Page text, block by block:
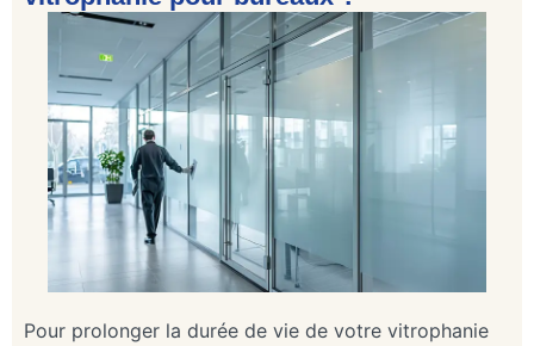
Pour prolonger la durée de vie de votre vitrophanie